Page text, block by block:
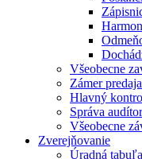
Všeobecne
Zámer
Hlavný
Správa
Všeobecne
Zverejňovanie
Úradná tabuľa